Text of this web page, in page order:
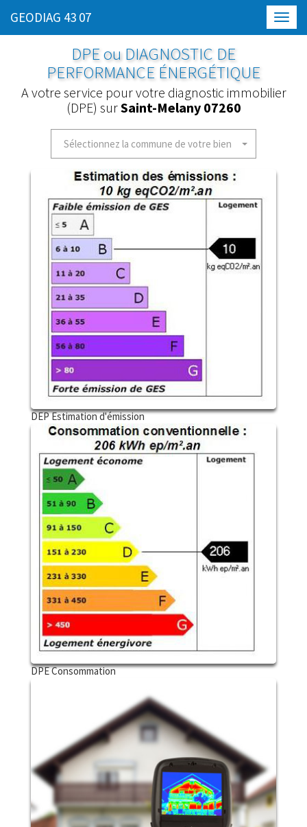
GEODIAG 43 07
DPE ou DIAGNOSTIC DE
PERFORMANCE ÉNERGÉTIQUE
A votre service pour votre diagnostic immobilier
(DPE) surSaint-Melany 07260
Sélectionnez la commune de votre bien
DEP Estimation d'émission
DPE Consommation